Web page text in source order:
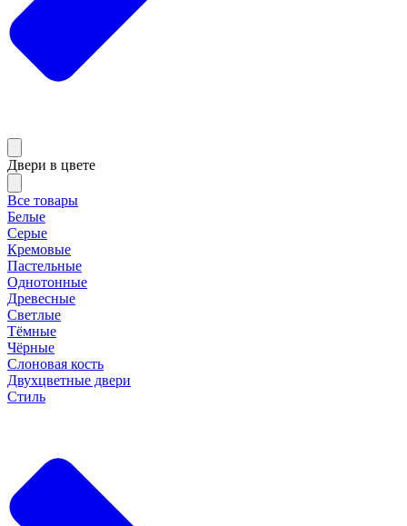
Двери в цвете
Все товары
Белые
Серые
Кремовые
Пастельные
Однотонные
Древесные
Светлые
Тёмные
Чёрные
Слоновая кость
Двухцветные двери
Стиль